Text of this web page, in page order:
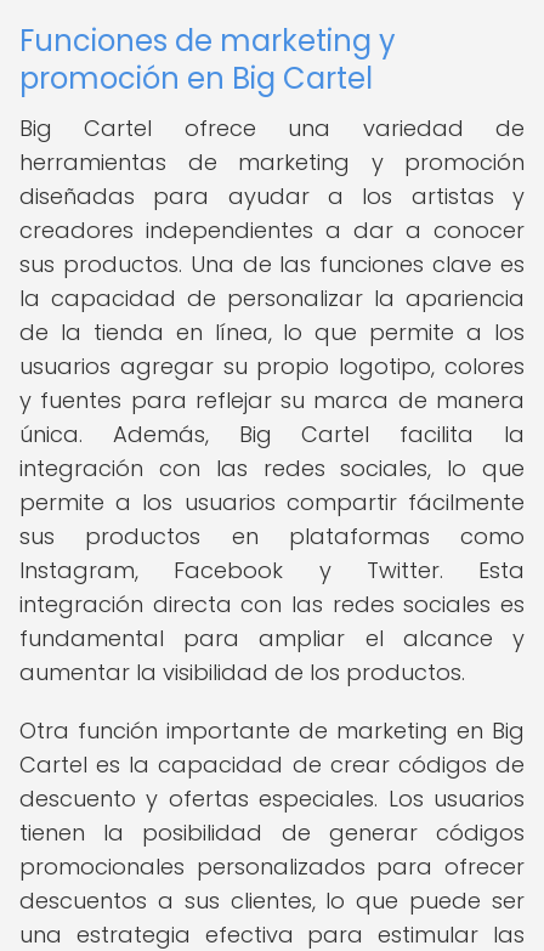
Funciones de marketing y
promoción en Big Cartel
Big Cartel ofrece una variedad de
herramientas de marketing y promoción
diseñadas para ayudar a los artistas y
creadores independientes a dar a conocer
sus productos. Una de las funciones clave es
la capacidad de personalizar la apariencia
de la tienda en línea, lo que permite a los
usuarios agregar su propio logotipo, colores
y fuentes para reflejar su marca de manera
única. Además, Big Cartel facilita la
integración con las redes sociales, lo que
permite a los usuarios compartir fácilmente
sus productos en plataformas como
Instagram, Facebook y Twitter. Esta
integración directa con las redes sociales es
fundamental para ampliar el alcance y
aumentar la visibilidad de los productos.
Otra función importante de marketing en Big
Cartel es la capacidad de crear códigos de
descuento y ofertas especiales. Los usuarios
tienen la posibilidad de generar códigos
promocionales personalizados para ofrecer
descuentos a sus clientes, lo que puede ser
una estrategia efectiva para estimular las